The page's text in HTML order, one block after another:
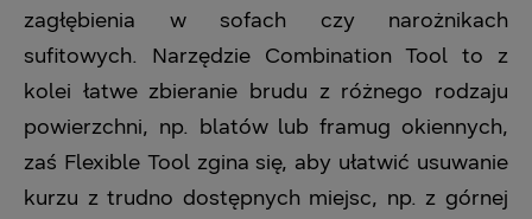
zagłębienia w sofach czy narożnikach
sufitowych. Narzędzie Combination Tool to z
kolei łatwe zbieranie brudu z różnego rodzaju
powierzchni, np. blatów lub framug okiennych,
zaś Flexible Tool zgina się, aby ułatwić usuwanie
kurzu z trudno dostępnych miejsc, np. z górnej